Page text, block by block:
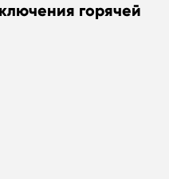
горячей